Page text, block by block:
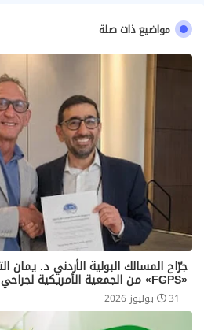
مواضيع ذات صلة
جرّاح المسالك البولية الأردني د.
«FGPS» من الجمعية الأمريكية لجراحي الدعامات البولية التناسلية
31 يوليوز 2026